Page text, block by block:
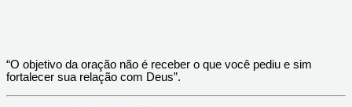
“O objetivo da oração não é receber o que você pediu e sim
fortalecer sua relação com Deus”.